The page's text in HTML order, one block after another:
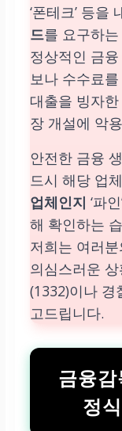
‘폰테크’ 등을
드를 요구하
정상적인 금
보나 수수료
대출을 빙자
장 개설에 악
안전한 금융
드시 해당 업
업체인지 ‘파
해 확인하는
저희는 여러
의심스러운
(1332)이나 경
고드립니다.
금융감
정